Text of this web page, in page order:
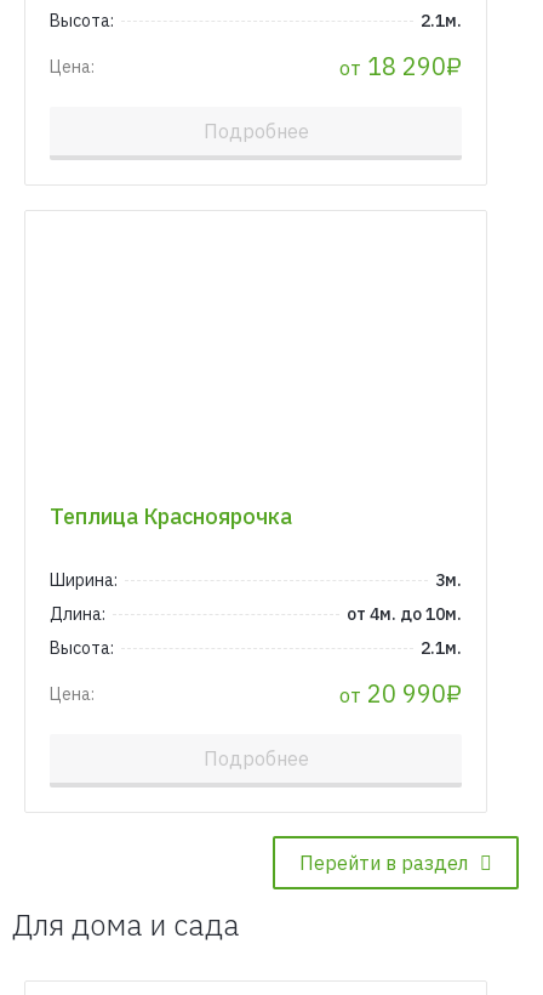
Высота:
2.1м.
Цена: от 18 290₽
Подробнее
Теплица Красноярочка
Ширина:
3м.
Длина:
от 4м. до 10м.
Высота:
2.1м.
Цена: от 20 990₽
Подробнее
Перейти в раздел
Для дома и сада